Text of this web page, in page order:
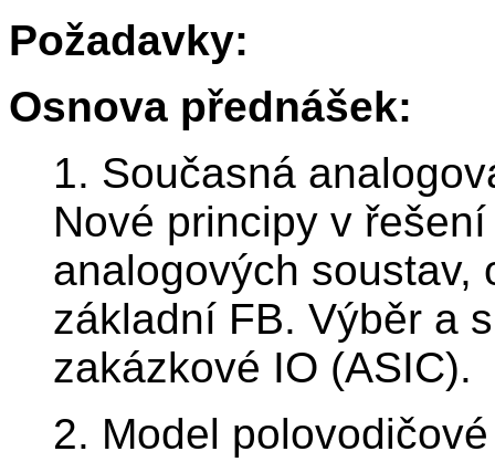
Požadavky:
Osnova přednášek:
1. Současná
Nové principy v
analogových soustav,
základní FB. Výběr a
zakázkové IO (ASIC).
2. Model